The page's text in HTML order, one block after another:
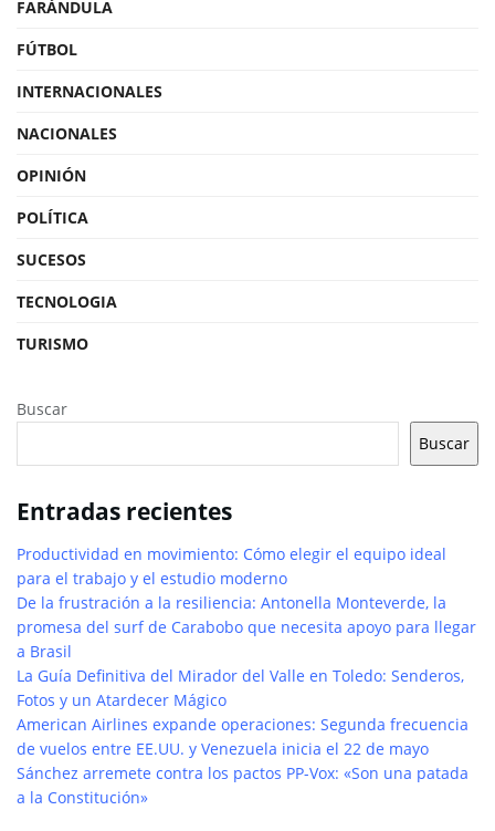
FARÁNDULA
FÚTBOL
INTERNACIONALES
NACIONALES
OPINIÓN
POLÍTICA
SUCESOS
TECNOLOGIA
TURISMO
Buscar
Buscar
Entradas recientes
Productividad en movimiento: Cómo elegir el equipo ideal
para el trabajo y el estudio moderno
De la frustración a la resiliencia: Antonella Monteverde, la
promesa del surf de Carabobo que necesita apoyo para llegar
a Brasil
La Guía Definitiva del Mirador del Valle en Toledo: Senderos,
Fotos y un Atardecer Mágico
American Airlines expande operaciones: Segunda frecuencia
de vuelos entre EE.UU. y Venezuela inicia el 22 de mayo
Sánchez arremete contra los pactos PP-Vox: «Son una patada
a la Constitución»